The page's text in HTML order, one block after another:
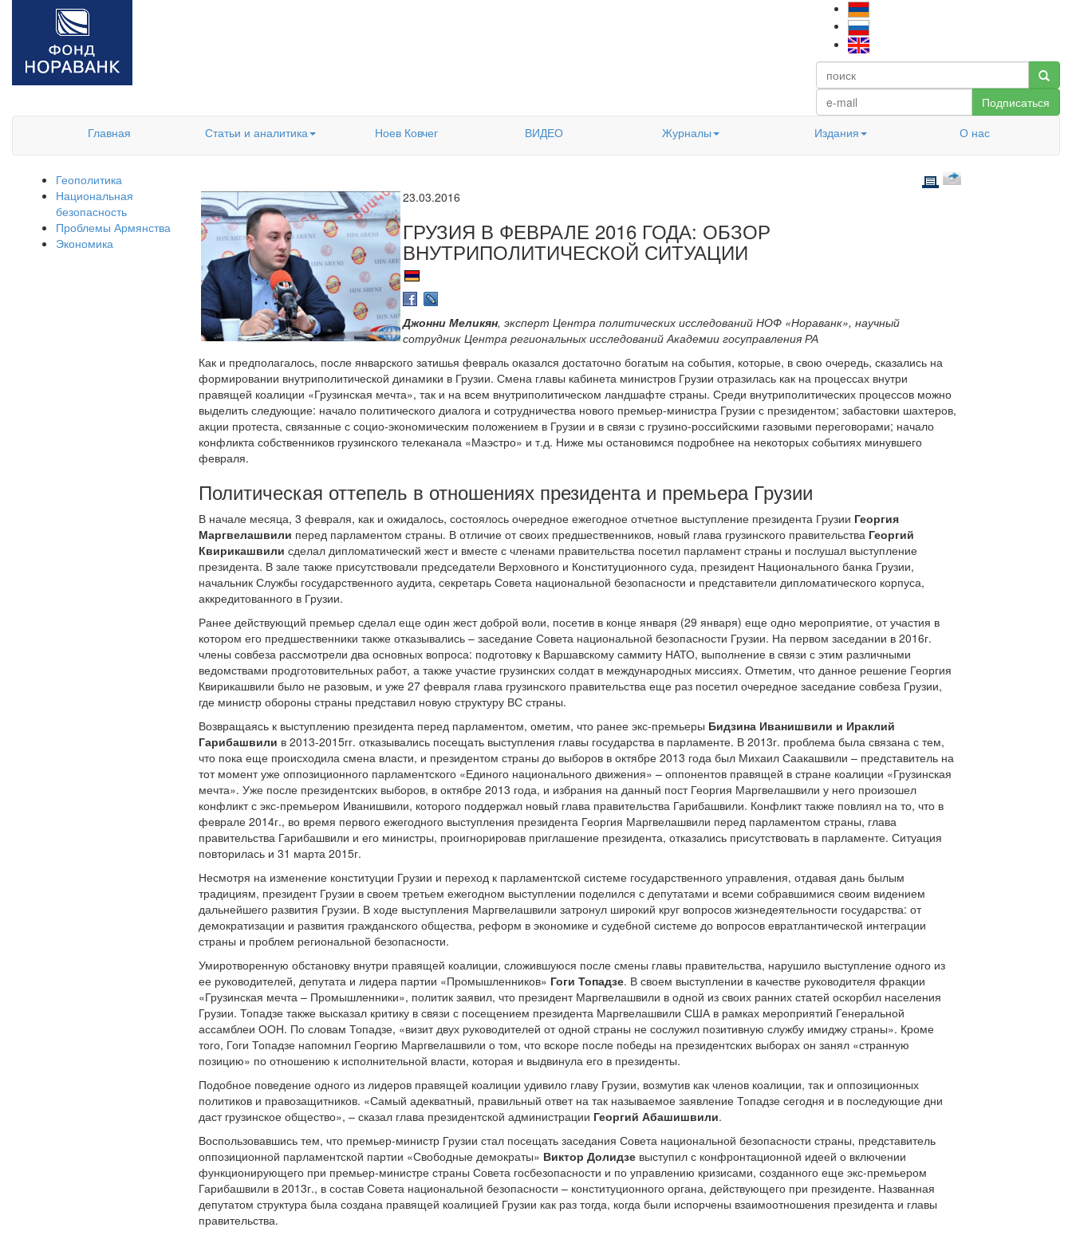
Подписаться
Главная
Статьи и аналитика Ноев Ковчег ВИДЕО Журналы Издания О нас
Геополитика
Национальная
безопасность
Проблемы Армянства
Экономика
23.03.2016
ГРУЗИЯ В ФЕВРАЛЕ 2016 ГОДА: ОБЗОР
ВНУТРИПОЛИТИЧЕСКОЙ СИТУАЦИИ
Джонни Меликян, эксперт Центра политических исследований НОФ «Нораванк», научный
сотрудник Центра региональных исследований Академии госуправления РА
Как и предполагалось, после январского затишья февраль оказался достаточно богатым на события, которые, в свою очередь, сказались на
формировании внутриполитической динамики в Грузии. Смена главы кабинета министров Грузии отразилась как на процессах внутри
правящей коалиции «Грузинская мечта», так и на всем внутриполитическом ландшафте страны. Среди внутриполитических процессов можно
выделить следующие: начало политического диалога и сотрудничества нового премьер-министра Грузии с президентом; забастовки шахтеров,
акции протеста, связанные с социо-экономическим положением в Грузии и в связи с грузино-российскими газовыми переговорами; начало
конфликта собственников грузинского телеканала «Маэстро» и т.д. Ниже мы остановимся подробнее на некоторых событиях минувшего
февраля.
Политическая оттепель в отношениях президента и премьера Грузии
В начале месяца, 3 февраля, как и ожидалось, состоялось очередное ежегодное отчетное выступление президента Грузии Георгия
Маргвелашвили перед парламентом страны. В отличие от своих предшественников, новый глава грузинского правительства Георгий
Квирикашвили сделал дипломатический жест и вместе с членами правительства посетил парламент страны и послушал выступление
президента. В зале также присутствовали председатели Верховного и Конституционного суда, президент Национального банка Грузии,
начальник Службы государственного аудита, секретарь Совета национальной безопасности и представители дипломатического корпуса,
аккредитованного в Грузии.
Ранее действующий премьер сделал еще один жест доброй воли, посетив в конце января (29 января) еще одно мероприятие, от участия в
котором его предшественники также отказывались – заседание Совета национальной безопасности Грузии. На первом заседании в 2016г.
члены совбеза рассмотрели два основных вопроса: подготовку к Варшавскому саммиту НАТО, выполнение в связи с этим различными
ведомствами продготовительных работ, а также участие грузинских солдат в международных миссиях. Отметим, что данное решение Георгия
Квирикашвили было не разовым, и уже 27 февраля глава грузинского правительства еще раз посетил очередное заседание совбеза Грузии,
где министр обороны страны представил новую структуру ВС страны.
Возвращаясь к выступлению президента перед парламентом, ометим, что ранее экс-премьеры Бидзина Иванишвили и Ираклий
Гарибашвили в 2013-2015гг. отказывались посещать выступления главы государства в парламенте. В 2013г. проблема была связана с тем,
что пока еще происходила смена власти, и президентом страны до выборов в октябре 2013 года был Михаил Саакашвили – представитель на
тот момент уже оппозиционного парламентского «Единого национального движения» – оппонентов правящей в стране коалиции «Грузинская
мечта». Уже после президентских выборов, в октябре 2013 года, и избрания на данный пост Георгия Маргвелашвили у него произошел
конфликт с экс-премьером Иванишвили, которого поддержал новый глава правительства Гарибашвили. Конфликт также повлиял на то, что в
феврале 2014г., во время первого ежегодного выступления президента Георгия Маргвелашвили перед парламентом страны, глава
правительства Гарибашвили и его министры, проигнорировав приглашение президента, отказались присутствовать в парламенте. Ситуация
повторилась и 31 марта 2015г.
Несмотря на изменение конституции Грузии и переход к парламентской системе государственного управления, отдавая дань былым
традициям, президент Грузии в своем третьем ежегодном выступлении поделился с депутатами и всеми собравшимися своим видением
дальнейшего развития Грузии. В ходе выступления Маргвелашвили затронул широкий круг вопросов жизнедеятельности государства: от
демократизации и развития гражданского общества, реформ в экономике и судебной системе до вопросов евратлантической интеграции
страны и проблем региональной безопасности.
Умиротворенную обстановку внутри правящей коалиции, сложившуюся после смены главы правительства, нарушило выступление одного из
ее руководителей, депутата и лидера партии «Промышленников» Гоги Топадзе. В своем выступлении в качестве руководителя фракции
«Грузинская мечта – Промышленники», политик заявил, что президент Маргвелашвили в одной из своих ранних статей оскорбил населения
Грузии. Топадзе также высказал критику в связи с посещением президента Маргвелашвили США в рамках мероприятий Генеральной
ассамблеи ООН. По словам Топадзе, «визит двух руководителей от одной страны не сослужил позитивную службу имиджу страны». Кроме
того, Гоги Топадзе напомнил Георгию Маргвелашвили о том, что вскоре после победы на президентских выборах он занял «странную
позицию» по отношению к исполнительной власти, которая и выдвинула его в президенты.
Подобное поведение одного из лидеров правящей коалиции удивило главу Грузии, возмутив как членов коалиции, так и оппозиционных
политиков и правозащитников. «Самый адекватный, правильный ответ на так называемое заявление Топадзе сегодня и в последующие дни
даст грузинское общество», – сказал глава президентской администрации Георгий Абашишвили.
Воспользовавшись тем, что премьер-министр Грузии стал посещать заседания Совета национальной безопасности страны, представитель
оппозиционной парламентской партии «Свободные демократы» Виктор Долидзе выступил с конфронтационной идеей о включении
функционирующего при премьер-министре страны Совета госбезопасности и по управлению кризисами, созданного еще экс-премьером
Гарибашвили в 2013г., в состав Совета национальной безопасности – конституционного органа, действующего при президенте. Названная
депутатом структура была создана правящей коалицией Грузии как раз тогда, когда были испорчены взаимоотношения президента и главы
правительства.